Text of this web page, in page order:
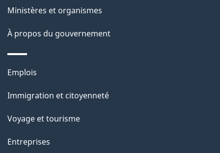
Ministères et organismes
À propos du gouvernement
Thèmes
sujets
Emplois
Immigration et citoyenneté
Voyage et tourisme
Entreprises